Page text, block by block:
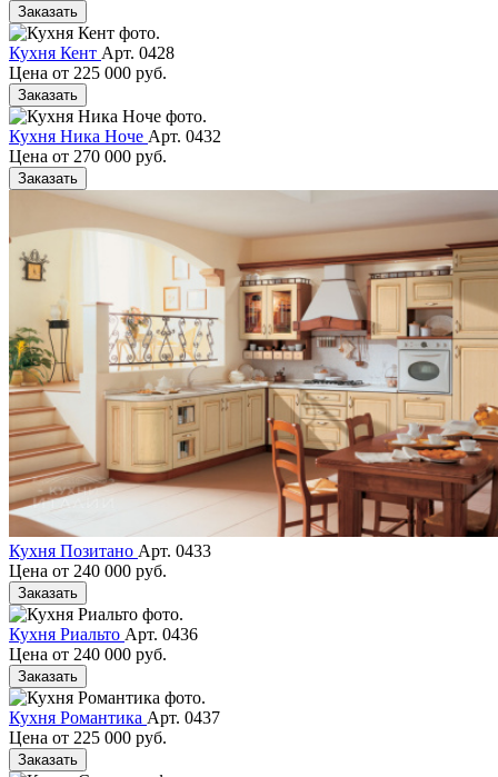
Заказать
Кухня Кент Арт. 0428
Цена от 225 000 руб.
Заказать
Кухня Ника Ноче Арт. 0432
Цена от 270 000 руб.
Заказать
Кухня Позитано Арт. 0433
Цена от 240 000 руб.
Заказать
Кухня Риальто Арт. 0436
Цена от 240 000 руб.
Заказать
Кухня Романтика Арт. 0437
Цена от 225 000 руб.
Заказать